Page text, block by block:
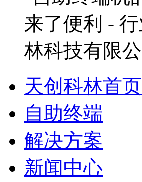
天创科林首页
自助终端
解决方案
新闻中心